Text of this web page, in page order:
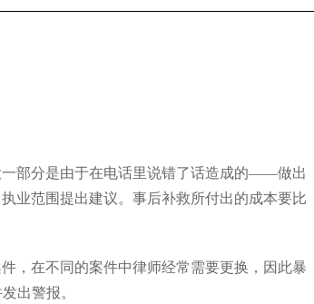
部分是由于在电话里说错了话造成的——做出
业范围提出建议。事后补救所付出的成本要比
，在不同的案件中律师经常需要更换，因此暴
出警报。